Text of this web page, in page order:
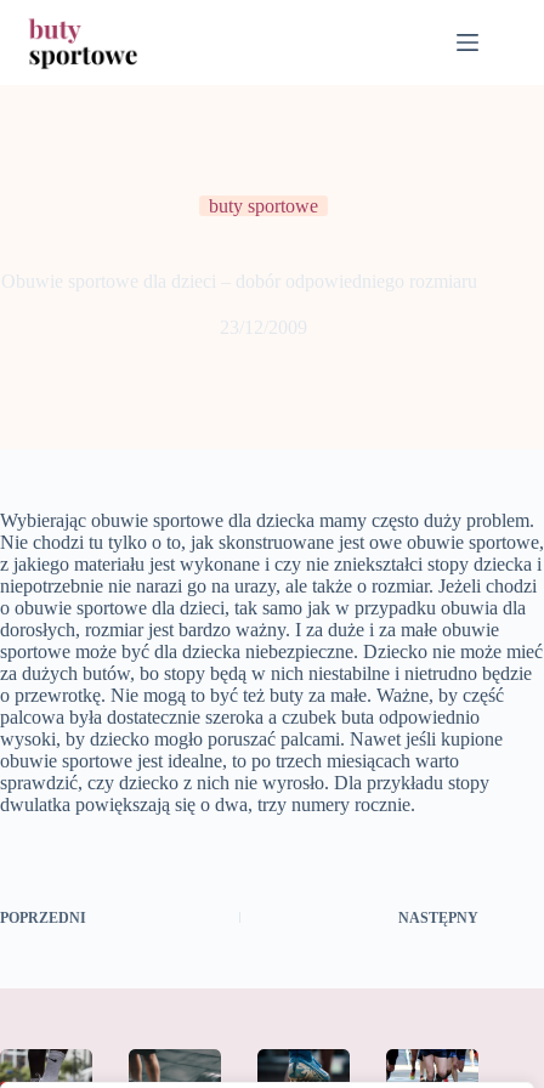
treści
buty sportowe
Obuwie sportowe dla dzieci – dobór odpowiedniego rozmiaru
23/12/2009
Wybierając obuwie sportowe dla dziecka mamy często duży problem.
Nie chodzi tu tylko o to, jak skonstruowane jest owe obuwie sportowe,
z jakiego materiału jest wykonane i czy nie zniekształci stopy dziecka i
niepotrzebnie nie narazi go na urazy, ale także o rozmiar. Jeżeli chodzi
o obuwie sportowe dla dzieci, tak samo jak w przypadku obuwia dla
dorosłych, rozmiar jest bardzo ważny. I za duże i za małe obuwie
sportowe może być dla dziecka niebezpieczne. Dziecko nie może mieć
za dużych butów, bo stopy będą w nich niestabilne i nietrudno będzie
o przewrotkę. Nie mogą to być też buty za małe. Ważne, by część
palcowa była dostatecznie szeroka a czubek buta odpowiednio
wysoki, by dziecko mogło poruszać palcami. Nawet jeśli kupione
obuwie sportowe jest idealne, to po trzech miesiącach warto
sprawdzić, czy dziecko z nich nie wyrosło. Dla przykładu stopy
dwulatka powiększają się o dwa, trzy numery rocznie.
POPRZEDNI NASTĘPNY